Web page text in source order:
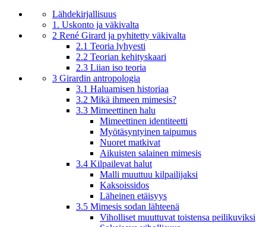
Lähdekirjallisuus
1. Uskonto ja väkivalta
2 René Girard ja pyhitetty väkivalta
2.1 Teoria lyhyesti
2.2 Teorian kehityskaari
2.3 Liian iso teoria
3 Girardin antropologia
3.1 Haluamisen historiaa
3.2 Mikä ihmeen mimesis?
3.3 Mimeettinen halu
Mimeettinen identiteetti
Myötäsyntyinen taipumus
Nuoret matkivat
Aikuisten salainen mimesis
3.4 Kilpailevat halut
Malli muuttuu kilpailijaksi
Kaksoissidos
Läheinen etäisyys
3.5 Mimesis sodan lähteenä
Viholliset muuttuvat toistensa peilikuviksi